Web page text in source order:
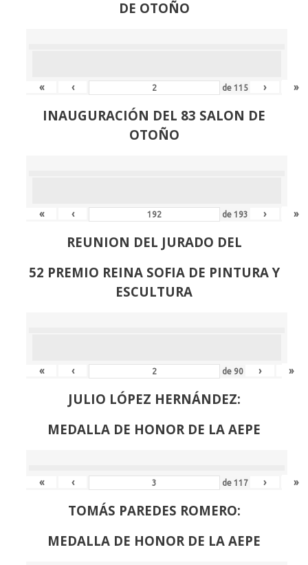
DE OTOÑO
« ‹ de115 › »
INAUGURACIÓN DEL 83 SALON DE
OTOÑO
« ‹ de193 › »
REUNION DEL JURADO DEL
52 PREMIO REINA SOFIA DE PINTURA Y
ESCULTURA
« ‹ de 90 › »
JULIO LÓPEZ HERNÁNDEZ:
MEDALLA DE HONOR DE LA AEPE
« ‹ de117 › »
TOMÁS PAREDES ROMERO:
MEDALLA DE HONOR DE LA AEPE